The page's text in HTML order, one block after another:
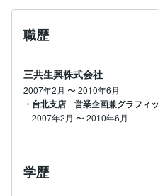
職歴
三共生興株式会社
2007年2月 〜2010年6月
・台北支店 営業企画兼グラフィ
2007年2月 〜2010年6月
学歴